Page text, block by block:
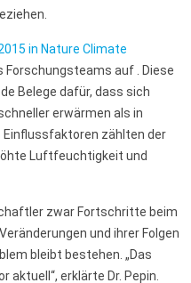
in Nature Climate
auf . Diese
Belege dafür, dass sich
erwärmen als in
zählten der
Luftfeuchtigkeit und
zwar Fortschritte beim
und ihrer Folgen
bleibt bestehen. „Das
aktuell“, erklärte Dr. Pepin.